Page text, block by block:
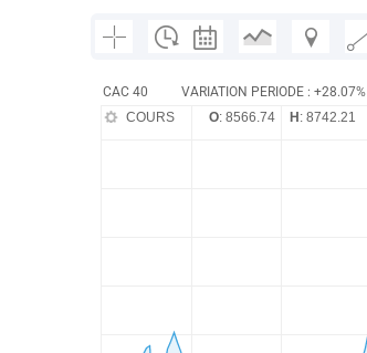
CAC 40 VARIATION PERIODE : +28.07%
COURS O: 8566.74 H : 8742.21